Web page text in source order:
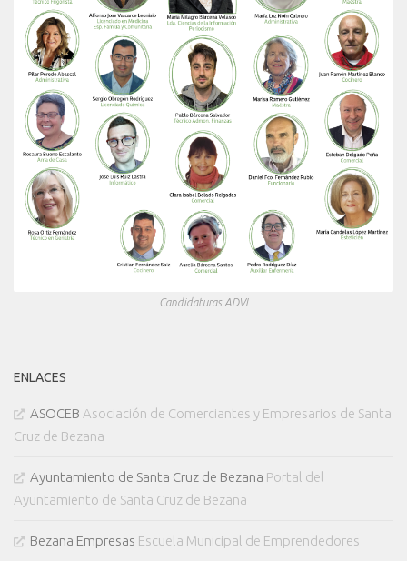
Candidaturas ADVI
ENLACES
ASOCEB Asociación de Comerciantes y Empresarios de Santa
Cruz de Bezana
Ayuntamiento de Santa Cruz de Bezana Portal del
Ayuntamiento de Santa Cruz de Bezana
Bezana Empresas Escuela Municipal de Emprendedores